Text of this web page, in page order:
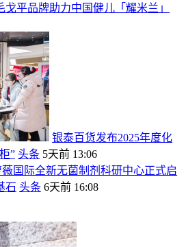
平品牌助力中国健儿「耀米兰」
银泰百货发布2025年度化
” 头条 5天前 13:06
国际全新无菌制剂科研中心正式启
石 头条 6天前 16:08